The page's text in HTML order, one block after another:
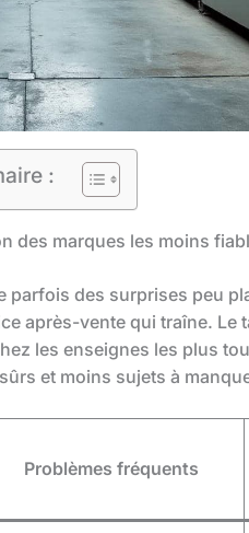
:
des marques les moins
parfois des surprises peu
après-vente qui traîne. Le
les enseignes les plus
et moins sujets à
Problèmes fréquents